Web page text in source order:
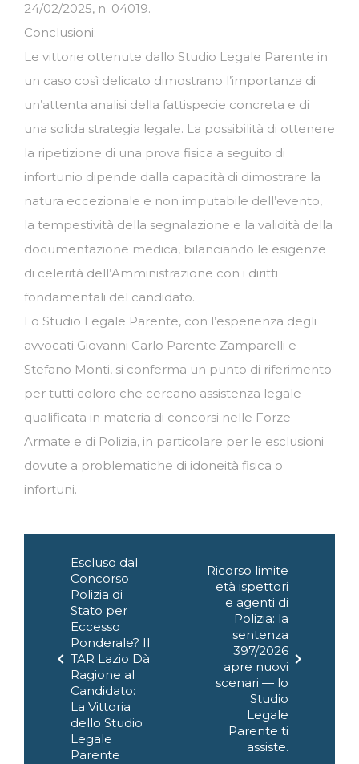
24/02/2025, n. 04019.
Conclusioni:
Le vittorie ottenute dallo Studio Legale Parente in
un caso così delicato dimostrano l’importanza di
un’attenta analisi della fattispecie concreta e di
una solida strategia legale. La possibilità di ottenere
la ripetizione di una prova fisica a seguito di
infortunio dipende dalla capacità di dimostrare la
natura eccezionale e non imputabile dell’evento,
la tempestività della segnalazione e la validità della
documentazione medica, bilanciando le esigenze
di celerità dell’Amministrazione con i diritti
fondamentali del candidato.
Lo Studio Legale Parente, con l’esperienza degli
avvocati Giovanni Carlo Parente Zamparelli e
Stefano Monti, si conferma un punto di riferimento
per tutti coloro che cercano assistenza legale
qualificata in materia di concorsi nelle Forze
Armate e di Polizia, in particolare per le esclusioni
dovute a problematiche di idoneità fisica o
infortuni.
articoli
chevron_left
Escluso dal
Concorso
Polizia di
Stato per
Eccesso
Ponderale? Il
TAR Lazio Dà
Ragione al
Candidato:
La Vittoria
dello Studio
Legale
Parente
Ricorso limite
età ispettori
e agenti di
Polizia: la
sentenza
397/2026
apre nuovi
scenari — lo
Studio
Legale
Parente ti
assiste.
chevron_right